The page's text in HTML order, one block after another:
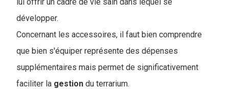
développer.
Concernant les accessoires, il faut bien comprendre
que bien s'équiper représente des dépenses
supplémentaires mais permet de significativement
faciliter la gestion du terrarium.